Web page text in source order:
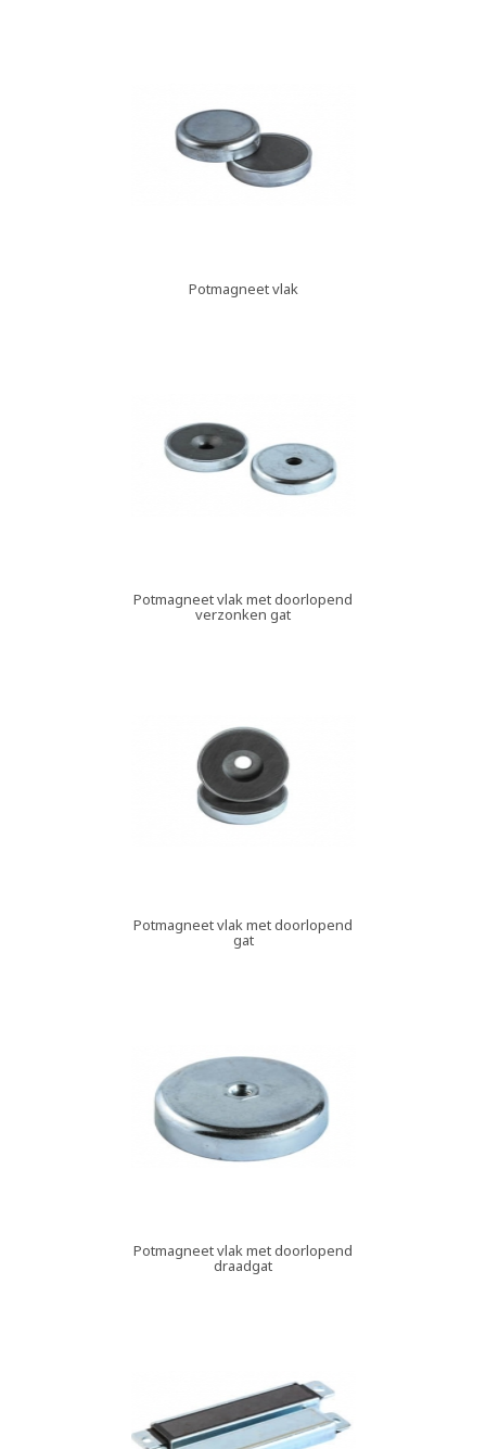
Potmagneet vlak
Potmagneet vlak met doorlopend
verzonken gat
Potmagneet vlak met doorlopend
gat
Potmagneet vlak met doorlopend
draadgat